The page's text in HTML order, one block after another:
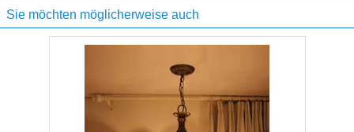
Sie möchten möglicherweise auch